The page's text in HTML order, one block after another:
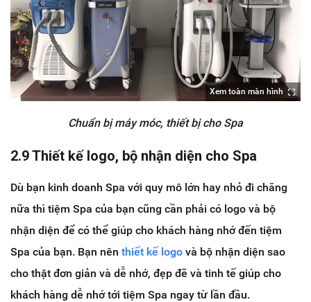
Xem toàn màn hình
Chuẩn bị máy móc, thiết bị cho Spa
2.9 Thiết kế logo, bộ nhận diện cho Spa
Dù bạn kinh doanh Spa với quy mô lớn hay nhỏ đi chăng
nữa thì tiệm Spa của bạn cũng cần phải có logo và bộ
nhận diện để có thể giúp cho khách hàng nhớ đến tiệm
Spa của bạn. Bạn nên thiết kế logo và bộ nhận diện sao
cho thật đơn giản và dễ nhớ, đẹp đẽ và tinh tế giúp cho
khách hàng dễ nhớ tới tiệm Spa ngay từ lần đầu.